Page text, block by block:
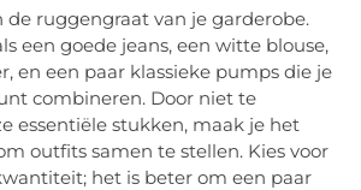
de ruggengraat van je garderobe.
een goede jeans, een witte blouse,
en een paar klassieke pumps die je
combineren. Door niet te
essentiële stukken, maak je het
outfits samen te stellen. Kies voor
het is beter om een paar